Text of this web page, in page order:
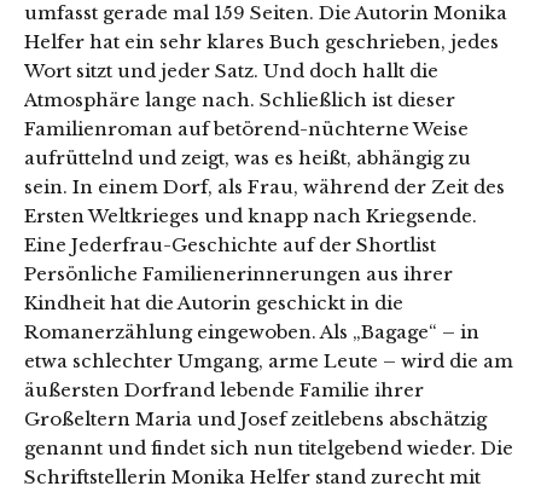
umfasst gerade mal 159 Seiten. Die Autorin Monika
Helfer hat ein sehr klares Buch geschrieben, jedes
Wort sitzt und jeder Satz. Und doch hallt die
Atmosphäre lange nach. Schließlich ist dieser
Familienroman auf betörend-nüchterne Weise
aufrüttelnd und zeigt, was es heißt, abhängig zu
sein. In einem Dorf, als Frau, während der Zeit des
Ersten Weltkrieges und knapp nach Kriegsende.
Eine Jederfrau-Geschichte auf der Shortlist
Persönliche Familienerinnerungen aus ihrer
Kindheit hat die Autorin geschickt in die
Romanerzählung eingewoben. Als „Bagage“ – in
etwa schlechter Umgang, arme Leute – wird die am
äußersten Dorfrand lebende Familie ihrer
Großeltern Maria und Josef zeitlebens abschätzig
genannt und findet sich nun titelgebend wieder. Die
Schriftstellerin Monika Helfer stand zurecht mit